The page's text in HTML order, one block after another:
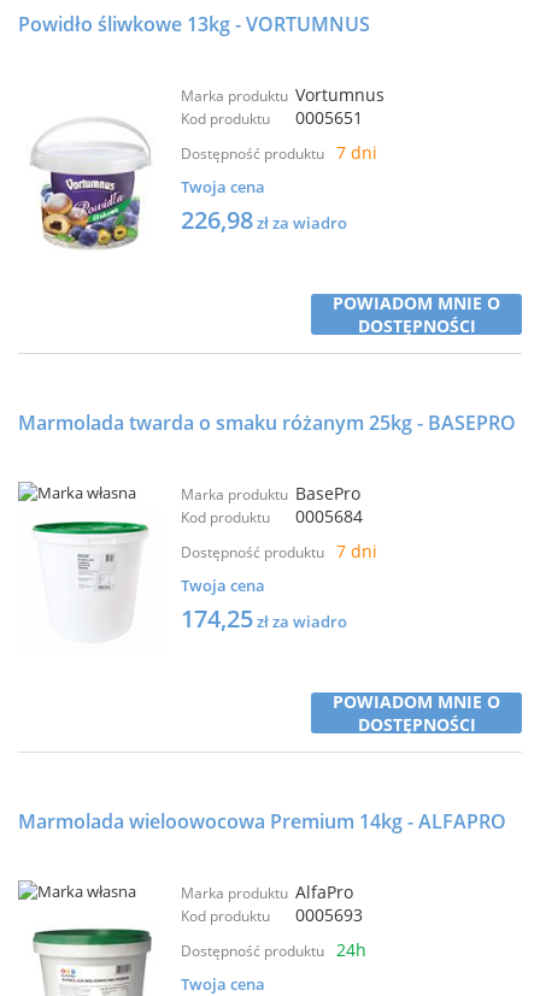
Powidło śliwkowe 13kg - VORTUMNUS
Marka produktu Vortumnus
Kod produktu 0005651
Dostępność produktu 7 dni
Twoja cena
226,98zł za wiadro
POWIADOM MNIE O
DOSTĘPNOŚCI
Marmolada twarda o smaku różanym 25kg - BASEPRO
Marka produktu BasePro
Kod produktu 0005684
Dostępność produktu 7 dni
Twoja cena
174,25zł za wiadro
POWIADOM MNIE O
DOSTĘPNOŚCI
Marmolada wieloowocowa Premium 14kg - ALFAPRO
Marka produktu AlfaPro
Kod produktu 0005693
Dostępność produktu 24h
Twoja cena